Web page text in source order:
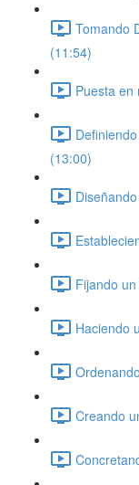
Tomando
(11:54)
Puesta en
(13:00)
Fijando
Haciendo
Creando